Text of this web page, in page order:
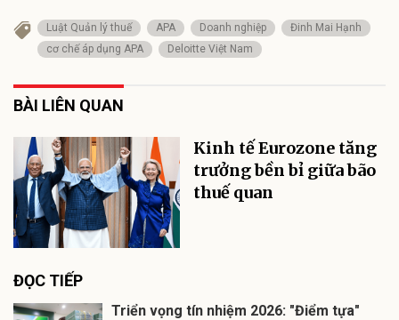
Luật Quản lý thuế APA Doanh nghiệp
Đinh Mai Hạnh
cơ chế áp dụng APA
Deloitte Việt Nam
BÀI LIÊN QUAN
Kinh tế Eurozone tăng
trưởng bền bỉ giữa bão
thuế quan
ĐỌC TIẾP
Triển vọng tín nhiệm 2026: "Điểm tựa"